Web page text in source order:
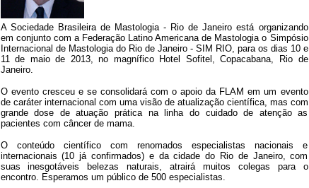
A Sociedade Brasileira de Mastologia - Rio de Janeiro está organizando
em conjunto com a Federação Latino Americana de Mastologia o Simpósio
Internacional de Mastologia do Rio de Janeiro - SIM RIO, para os dias 10 e
11 de maio de 2013, no magnífico Hotel Sofitel, Copacabana, Rio de
Janeiro.
O evento cresceu e se consolidará com o apoio da FLAM em um evento
de caráter internacional com uma visão de atualização científica, mas com
grande dose de atuação prática na linha do cuidado de atenção as
pacientes com câncer de mama.
O conteúdo científico com renomados especialistas nacionais e
internacionais (10 já confirmados) e da cidade do Rio de Janeiro, com
suas inesgotáveis belezas naturais, atrairá muitos colegas para o
encontro. Esperamos um público de 500 especialistas.